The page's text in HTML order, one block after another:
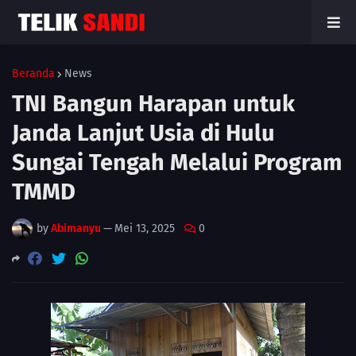
Beranda News
TNI Bangun Harapan untuk
Janda Lanjut Usia di Hulu
Sungai Tengah Melalui Program
TMMD
byAbimanyu — Mei 13, 2025 0